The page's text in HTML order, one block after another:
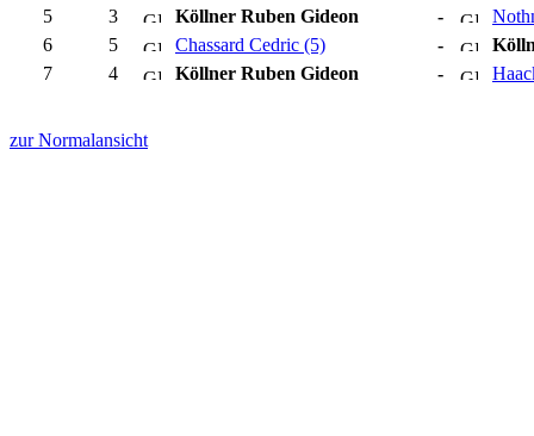
5
3 Köllner Ruben Gideon -
6
5 Chassard Cedric (5) -
7
4 Köllner Ruben Gideon -
zur Normalansicht